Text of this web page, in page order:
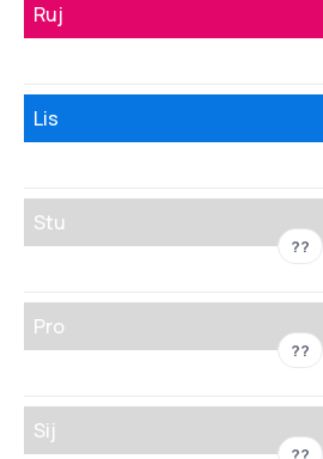
Ruj
Lis
Stu
??
Pro
??
Sij
??